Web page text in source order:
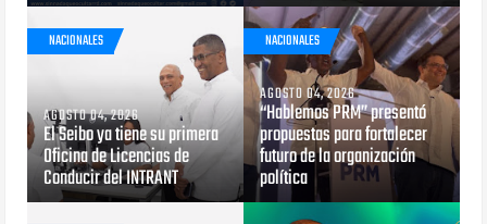
NACIONALES
AGOSTO 04, 2026
El Seibo ya tiene su primera
Oficina de Licencias de
Conducir del INTRANT
NACIONALES
AGOSTO 04, 2026
“Hablemos PRM” presentó
propuestas para fortalecer
futuro de la organización
política